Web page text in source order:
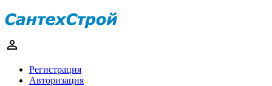
Регистрация
Авторизация